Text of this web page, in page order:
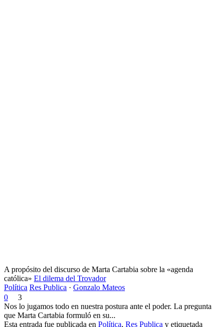
A propósito del discurso de Marta Cartabia sobre la «agenda
católica» El dilema del Trovador
Política Res Publica · Gonzalo Mateos
0
3
Nos lo jugamos todo en nuestra postura ante el poder. La pregunta
que Marta Cartabia formuló en su...
Esta entrada fue publicada en Política, Res Publica y etiquetada